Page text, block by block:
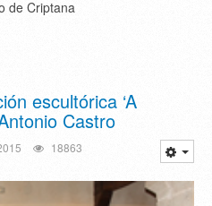
de Criptana
escultórica ‘A
Castro
18863